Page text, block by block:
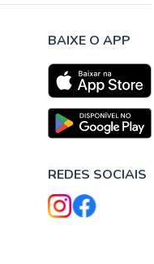
BAIXE O APP
REDES SOCIAIS